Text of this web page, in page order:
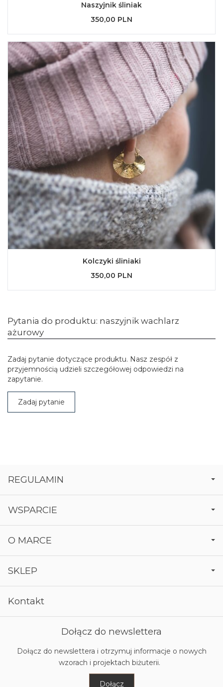
Naszyjnik śliniak
350,00 PLN
Kolczyki śliniaki
350,00 PLN
Pytania do produktu: naszyjnik wachlarz
ażurowy
Zadaj pytanie dotyczące produktu. Nasz zespół z
przyjemnością udzieli szczegółowej odpowiedzi na
zapytanie.
Zadaj pytanie
REGULAMIN
WSPARCIE
O MARCE
SKLEP
Kontakt
Dołącz do newslettera
Dołącz do newslettera i otrzymuj informacje o nowych
wzorach i projektach biżuterii.
Dołącz